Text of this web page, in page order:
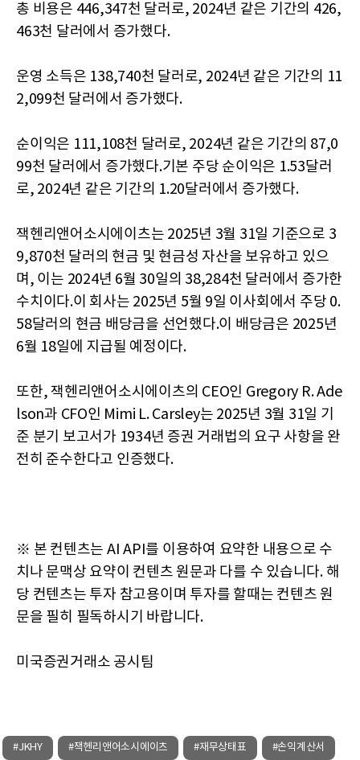
총 비용은 446,347천 달러로, 2024년 같은 기간의 426,
463천 달러에서 증가했다.
운영 소득은 138,740천 달러로, 2024년 같은 기간의 11
2,099천 달러에서 증가했다.
순이익은 111,108천 달러로, 2024년 같은 기간의 87,0
99천 달러에서 증가했다.기본 주당 순이익은 1.53달러
로, 2024년 같은 기간의 1.20달러에서 증가했다.
잭헨리앤어소시에이츠는 2025년 3월 31일 기준으로 3
9,870천 달러의 현금 및 현금성 자산을 보유하고 있으
며, 이는 2024년 6월 30일의 38,284천 달러에서 증가한
수치이다.이 회사는 2025년 5월 9일 이사회에서 주당 0.
58달러의 현금 배당금을 선언했다.이 배당금은 2025년
6월 18일에 지급될 예정이다.
또한, 잭헨리앤어소시에이츠의 CEO인 Gregory R. Ade
lson과 CFO인 Mimi L. Carsley는 2025년 3월 31일 기
준 분기 보고서가 1934년 증권 거래법의 요구 사항을 완
전히 준수한다고 인증했다.
※ 본 컨텐츠는 AI API를 이용하여 요약한 내용으로 수
치나 문맥상 요약이 컨텐츠 원문과 다를 수 있습니다. 해
당 컨텐츠는 투자 참고용이며 투자를 할때는 컨텐츠 원
문을 필히 필독하시기 바랍니다.
미국증권거래소 공시팀
#JKHY #잭헨리앤어소시에이츠 #재무상태표 #손익계산서